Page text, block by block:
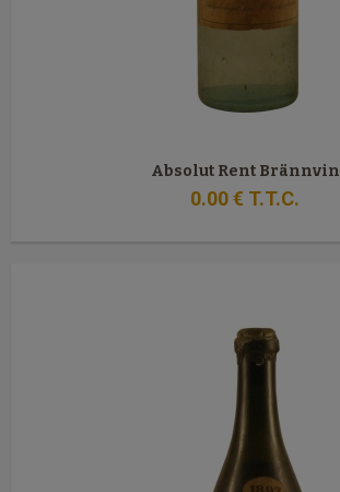
Absolut Rent Brännvin
0.00€ T.T.C.